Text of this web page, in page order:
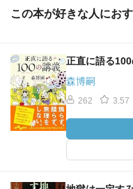
人物を描くことは可能
私自身は常に生きたモ
覚えているのだが、医
「割り当て部位」の解
ついて質問をした。私
えてくれた。「でも場
れども、教師はそれ
だと言った。私が異
この本が好きな人にお
正直に語る
森博嗣
262 3.57